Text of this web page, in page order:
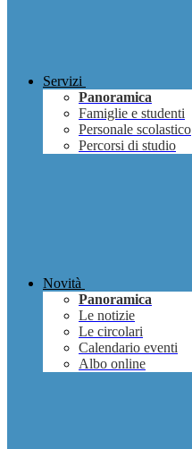
Servizi
Panoramica
Famiglie e studenti
Personale scolastico
Percorsi di studio
Novità
Panoramica
Le notizie
Le circolari
Calendario eventi
Albo online